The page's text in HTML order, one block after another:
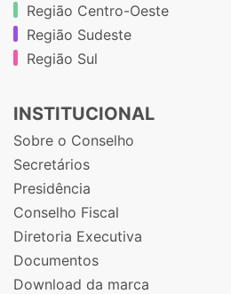
Região Centro-Oeste
Região Sudeste
Região Sul
INSTITUCIONAL
Sobre o Conselho
Secretários
Presidência
Conselho Fiscal
Diretoria Executiva
Documentos
Download da marca